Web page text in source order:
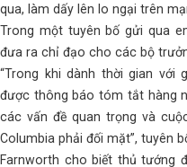
qua, làm dấy lên lo ngại trên
Trong một tuyên bố gửi qua
đưa ra chỉ đạo cho các bộ
“Trong khi dành thời gian với
được thông báo tóm tắt hàng
các vấn đề quan trọng và
Columbia phải đối mặt”, tuyên
Farnworth cho biết thủ tướng